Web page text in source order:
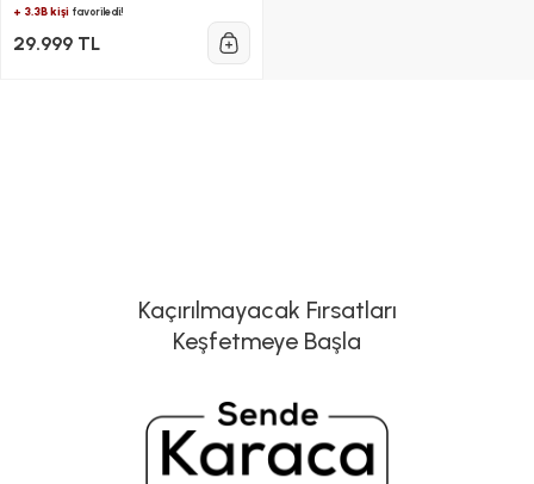
+ 3.3B kişi favoriledi!
29.999 TL
Kaçırılmayacak Fırsatları
Keşfetmeye Başla